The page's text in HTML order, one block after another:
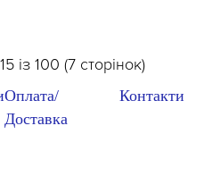
із 100 (7 сторінок)
Оплата/
Доставка
Контакти